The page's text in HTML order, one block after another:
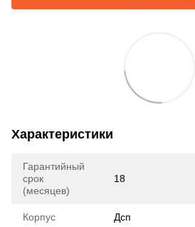
Характеристики
Гарантийный
срок
(месяцев)
18
Корпус Дсп